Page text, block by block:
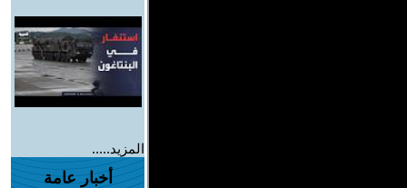
المزيد.....
أخبار عامة